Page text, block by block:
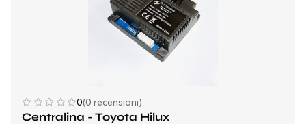
0(0 recensioni)
Centralina - Toyota Hilux